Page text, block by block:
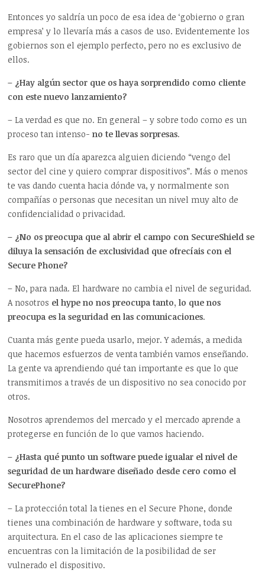
Entonces yo saldría un poco de esa idea de ‘gobierno o gran
empresa’ y lo llevaría más a casos de uso. Evidentemente los
gobiernos son el ejemplo perfecto, pero no es exclusivo de
ellos.
– ¿Hay algún sector que os haya sorprendido como cliente
con este nuevo lanzamiento?
– La verdad es que no. En general – y sobre todo como es un
proceso tan intenso-no te llevas sorpresas.
Es raro que un día aparezca alguien diciendo “vengo del
sector del cine y quiero comprar dispositivos”. Más o menos
te vas dando cuenta hacia dónde va, y normalmente son
compañías o personas que necesitan un nivel muy alto de
confidencialidad o privacidad.
– ¿No os preocupa que al abrir el campo con SecureShield se
diluya la sensación de exclusividad que ofrecíais con el
Secure Phone?
– No, para nada. El hardware no cambia el nivel de seguridad.
A nosotros el hype no nos preocupa tanto, lo que nos
preocupa es la seguridad en las comunicaciones.
Cuanta más gente pueda usarlo, mejor. Y además, a medida
que hacemos esfuerzos de venta también vamos enseñando.
La gente va aprendiendo qué tan importante es que lo que
transmitimos a través de un dispositivo no sea conocido por
otros.
Nosotros aprendemos del mercado y el mercado aprende a
protegerse en función de lo que vamos haciendo.
– ¿Hasta qué punto un software puede igualar el nivel de
seguridad de un hardware diseñado desde cero como el
SecurePhone?
– La protección total la tienes en el Secure Phone, donde
tienes una combinación de hardware y software, toda su
arquitectura. En el caso de las aplicaciones siempre te
encuentras con la limitación de la posibilidad de ser
vulnerado el dispositivo.